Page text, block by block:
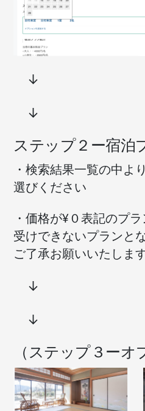
↓
↓
ステップ２ー宿泊
・検索結果一覧の中よ
選びください
・価格が¥０表記のプ
受けできないプランと
ご了承お願いいたします
↓
↓
（ステップ３ーオ